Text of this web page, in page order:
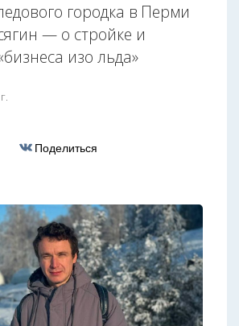
городка в Перми
— о стройке и
изо льда»
Поделиться